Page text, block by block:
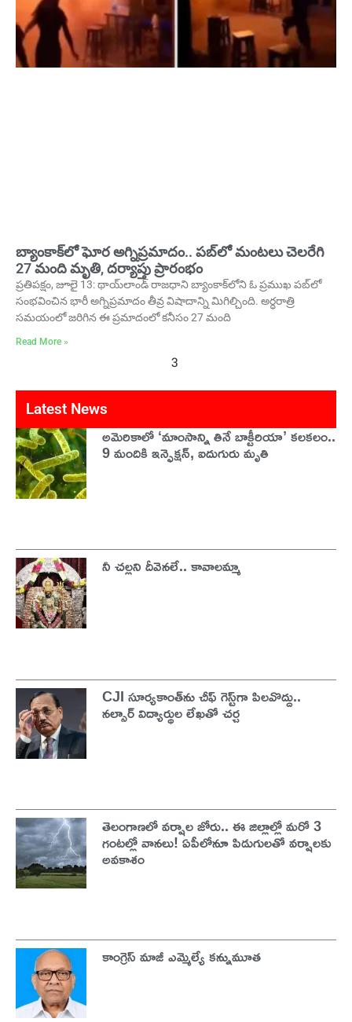
బ్యాంకాక్‌లో ఘోర అగ్నిప్రమాదం.. పబ్‌లో మంటలు చెలరేగి
27 మంది మృతి, దర్యాప్తు ప్రారంభం
ప్రతిపక్షం, జూలై 13: థాయ్‌లాండ్ రాజధాని బ్యాంకాక్‌లోని ఓ ప్రముఖ పబ్‌లో
సంభవించిన భారీ అగ్నిప్రమాదం తీవ్ర విషాదాన్ని మిగిల్చింది. అర్ధరాత్రి
సమయంలో జరిగిన ఈ ప్రమాదంలో కనీసం 27 మంది
Read More »
3
Latest News
అమెరికాలో ‘మాంసాన్ని తినే బాక్టీరియా’ కలకలం..
9 మందికి ఇన్ఫెక్షన్, ఐదుగురు మృతి
నీ చల్లని దీవెనలే.. కావాలమ్మా
CJI సూర్యకాంత్‌ను చీఫ్‌ గెస్ట్‌గా పిలవొద్దు..
నల్సార్ విద్యార్థుల లేఖతో చర్చ
తెలంగాణలో వర్షాల జోరు.. ఈ జిల్లాల్లో మరో 3
గంటల్లో వానలు! ఏపీలోనూ పిడుగులతో వర్షాలకు
అవకాశం
కాంగ్రెస్ మాజీ ఎమ్మెల్యే కన్నుమూత